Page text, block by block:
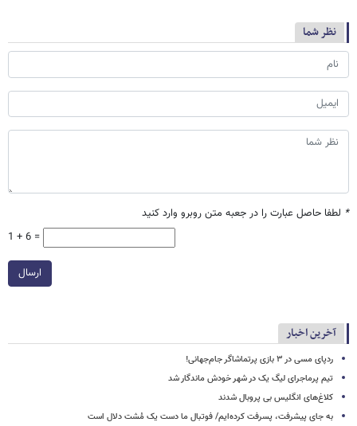
نظر شما
* لطفا حاصل عبارت را در جعبه متن روبرو وارد کنید
1 + 6 =
ارسال
آخرین اخبار
ردپای مسی در ۳ بازی پرتماشاگر جام‌جهانی!
تیم پرماجرای لیگ یک در شهر خودش ماندگار شد
کلاغ‌های انگلیس بی پروبال شدند
به جای پیشرفت، پسرفت کرده‌ایم/ فوتبال ما دست یک مُشت دلال است